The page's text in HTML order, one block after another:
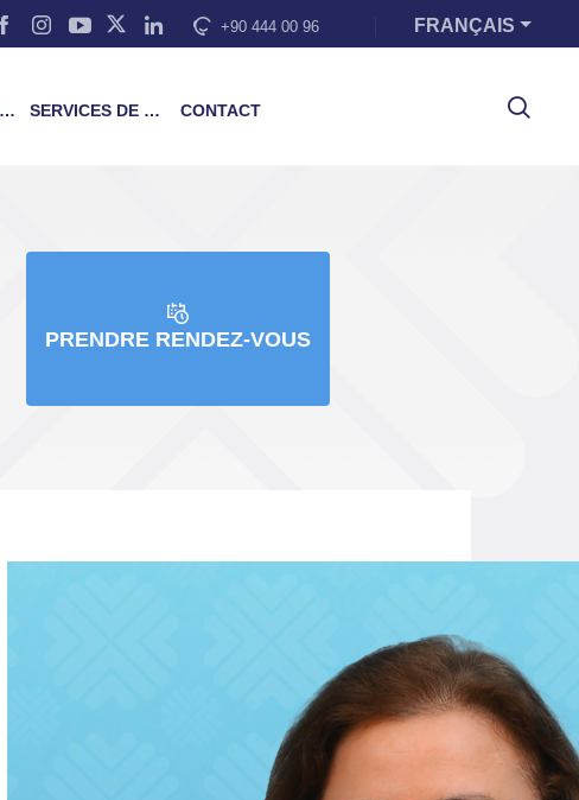
+90 444 00 96 FRANÇAIS
SERVICES DE FORMATION CONTACT
PRENDRE RENDEZ-VOUS